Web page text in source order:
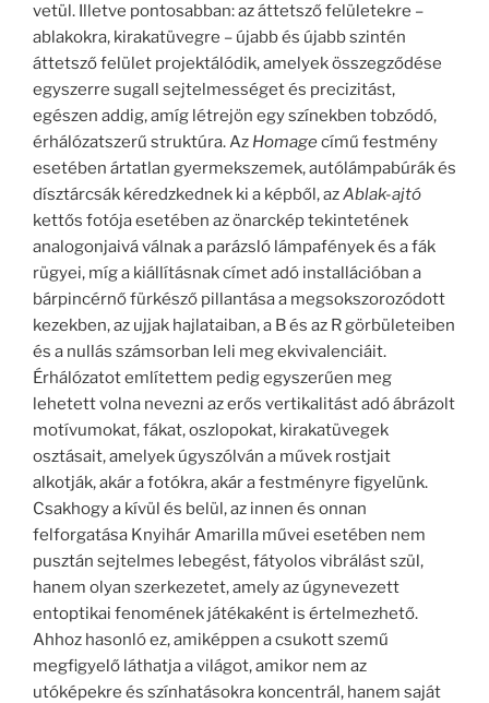
vetül. Illetve pontosabban: az áttetsző felületekre –
ablakokra, kirakatüvegre – újabb és újabb szintén
áttetsző felület projektálódik, amelyek összegződése
egyszerre sugall sejtelmességet és precizitást,
egészen addig, amíg létrejön egy színekben tobzódó,
érhálózatszerű struktúra. Az Homagecímű festmény
esetében ártatlan gyermekszemek, autólámpabúrák és
dísztárcsák kéredzkednek ki a képből, azAblak-ajtó
kettős fotója esetében az önarckép tekintetének
analogonjaivá válnak a parázsló lámpafények és a fák
rügyei, míg a kiállításnak címet adó installációban a
bárpincérnő fürkésző pillantása a megsokszorozódott
kezekben, az ujjak hajlataiban, a B és az R görbületeiben
és a nullás számsorban leli meg ekvivalenciáit.
Érhálózatot említettem pedig egyszerűen meg
lehetett volna nevezni az erős vertikalitást adó ábrázolt
motívumokat, fákat, oszlopokat, kirakatüvegek
osztásait, amelyek úgyszólván a művek rostjait
alkotják, akár a fotókra, akár a festményre figyelünk.
Csakhogy a kívül és belül, az innen és onnan
felforgatása Knyihár Amarilla művei esetében nem
pusztán sejtelmes lebegést, fátyolos vibrálást szül,
hanem olyan szerkezetet, amely az úgynevezett
entoptikai fenomének játékaként is értelmezhető.
Ahhoz hasonló ez, amiképpen a csukott szemű
megfigyelő láthatja a világot, amikor nem az
utóképekre és színhatásokra koncentrál, hanem saját